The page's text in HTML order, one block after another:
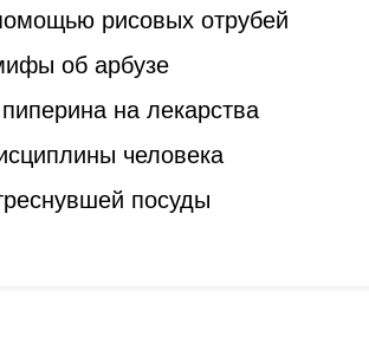
рисовых отрубей
об арбузе
на лекарства
человека
посуды